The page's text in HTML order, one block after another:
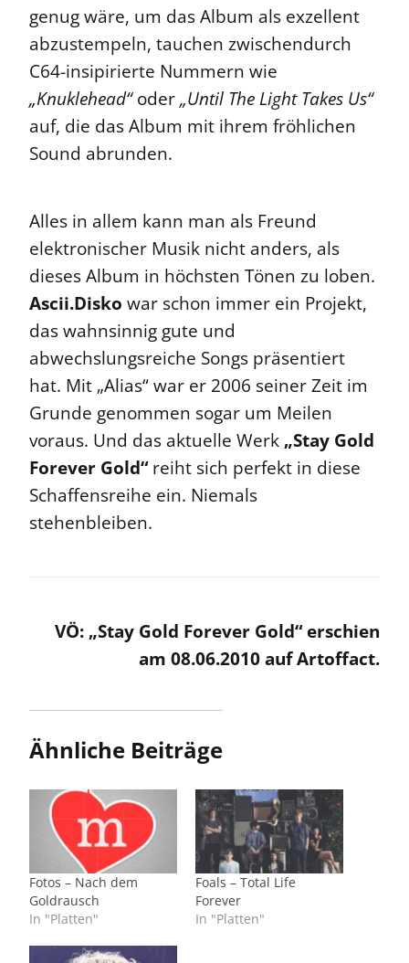
genug wäre, um das Album als exzellent
abzustempeln, tauchen zwischendurch
C64-insipirierte Nummern wie
„Knuklehead“oder„Until The Light Takes Us“
auf, die das Album mit ihrem fröhlichen
Sound abrunden.
Alles in allem kann man als Freund
elektronischer Musik nicht anders, als
dieses Album in höchsten Tönen zu loben.
Ascii.Disko war schon immer ein Projekt,
das wahnsinnig gute und
abwechslungsreiche Songs präsentiert
hat. Mit „Alias“ war er 2006 seiner Zeit im
Grunde genommen sogar um Meilen
voraus. Und das aktuelle Werk „Stay Gold
Forever Gold“reiht sich perfekt in diese
Schaffensreihe ein. Niemals
stehenbleiben.
VÖ: „Stay Gold Forever Gold“ erschien
am 08.06.2010 auf Artoffact.
Ähnliche Beiträge
Fotos – Nach dem
Goldrausch
In "Platten"
Foals – Total Life
Forever
In "Platten"